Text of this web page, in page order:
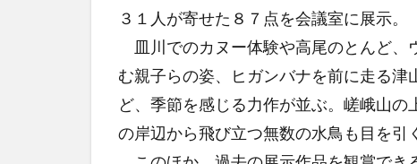
３１人が寄せた８７点を会議室に展示。
皿川でのカヌー体験や高尾のとんど、
む親子らの姿、ヒガンバナを前に走る
ど、季節を感じる力作が並ぶ。嵯峨山
の岸辺から飛び立つ無数の水鳥も目を引